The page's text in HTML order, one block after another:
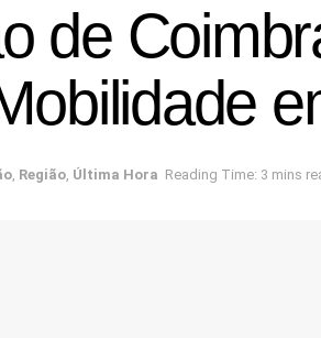
de
, Região, Última Hora Reading Time: 3 mins